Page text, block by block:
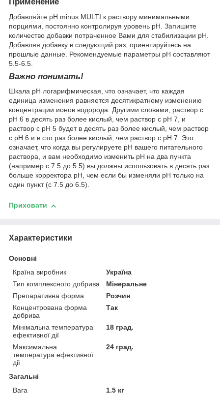
Добавляйте pH minus MULTI к раствору минимальными
порциями, постоянно контролируя уровень pH. Запишите
количество добавки потраченное Вами для стабилизации pH.
Добавляя добавку в следующий раз, ориентируйтесь на
прошлые данные. Рекомендуемые параметры pH составляют
5.5-6.5.
Важно понимать!
Шкала pH логарифмическая, что означает, что каждая
единица изменения равняется десятикратному изменению
концентрации ионов водорода. Другими словами, раствор с
pH 6 в десять раз более кислый, чем раствор с pH 7, и
раствор с pH 5 будет в десять раз более кислый, чем раствор
с pH 6 и в сто раз более кислый, чем раствор с pH 7. Это
означает, что когда вы регулируете pH вашего питательного
раствора, и вам необходимо изменить pH на два пункта
(например с 7.5 до 5.5) вы должны использовать в десять раз
больше корректора pH, чем если бы изменяли pH только на
один пункт (с 7.5 до 6.5).
Приховати
Характеристики
Основні
Країна виробник
Україна
Тип комплексного добрива
Мінеральне
Препаративна форма
Розчин
Концентрована форма
добрива
Так
Мінімальна температура
ефективної дії
18 град.
Максимальна
температура ефективної
дії
24 град.
Загальні
Вага
1.5 кг